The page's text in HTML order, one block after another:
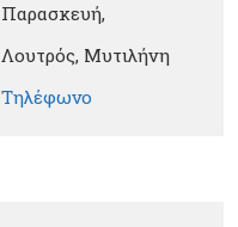
Παρασκευή,
Λουτρός, Μυτιλήνη
Τηλέφωνο